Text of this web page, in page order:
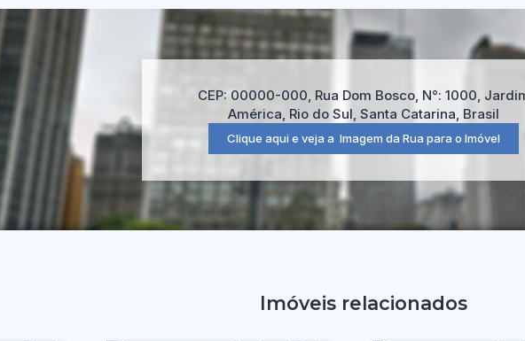
CEP: 00000-000 Rua Dom Bosco, N°: 1000
América Rio do Sul Santa Catarina Brasil
Clique aqui e veja a Imagem da Rua para o Imóvel
Imóveis relacionados